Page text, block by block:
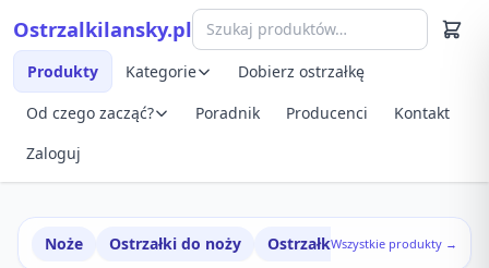
Ostrzalkilansky.pl
Produkty Kategorie
Dobierz ostrzałkę
Od czego zacząć?
Poradnik Producenci
Kontakt
Zaloguj
Noże Ostrzałki do noży Ostrzałki w zestawach
Wszystkie produkty →
Szybki podgląd produktu